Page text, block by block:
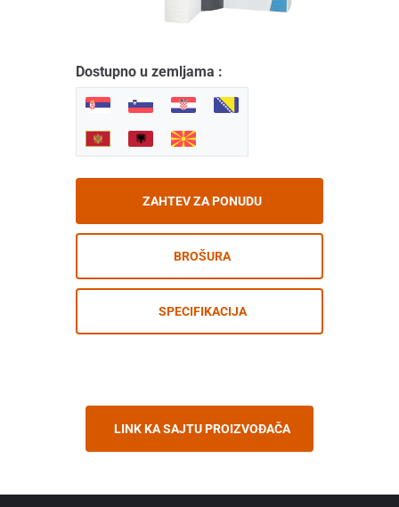
Dostupno u zemljama :
ZAHTEV ZA PONUDU
BROŠURA
SPECIFIKACIJA
LINK KA SAJTU PROIZVOĐAČA